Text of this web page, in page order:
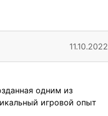
11.10.2022
одним из
игровой опыт